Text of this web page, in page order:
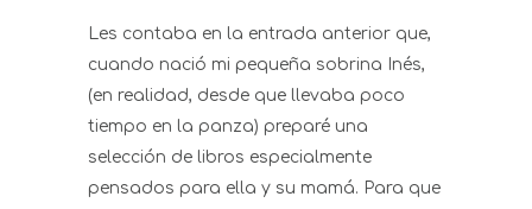
Les contaba en la entrada anterior que,
cuando nació mi pequeña sobrina Inés,
(en realidad, desde que llevaba poco
tiempo en la panza) preparé una
selección de libros especialmente
pensados para ella y su mamá. Para que